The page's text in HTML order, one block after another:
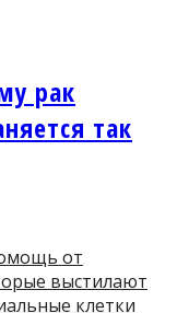
рак
так
от
выстилают
клетки